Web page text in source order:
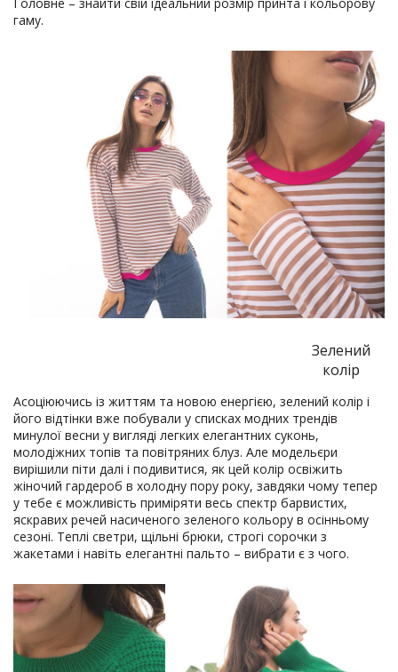
гаму.
Зелений
колір
Асоціюючись із життям та новою енергією, зелений колір і
його відтінки вже побували у списках модних трендів
минулої весни у вигляді легких елегантних суконь,
молодіжних топів та повітряних блуз. Але модельєри
вирішили піти далі і подивитися, як цей колір освіжить
жіночий гардероб в холодну пору року, завдяки чому тепер
у тебе є можливість приміряти весь спектр барвистих,
яскравих речей насиченого зеленого кольору в осінньому
сезоні. Теплі светри, щільні брюки, строгі сорочки з
жакетами і навіть елегантні пальто – вибрати є з чого.